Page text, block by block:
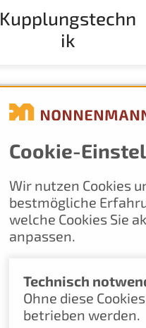
Kupplungstechn
ik
Werkzeugwend
er und -öffner
Cookie-
Wir nutzen Cookies
bestmögliche
welche Cookies Sie
anpassen.
Technisch
Ohne diese
betrieben werden.